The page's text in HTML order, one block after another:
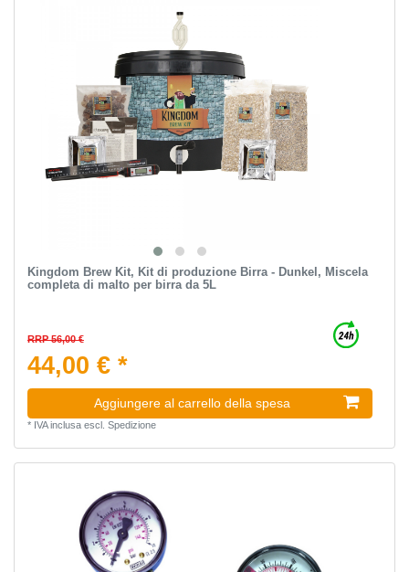
Kingdom Brew Kit, Kit di produzione Birra - Dunkel, Miscela
completa di malto per birra da 5L
RRP 56,00 €
44,00 € *
Aggiungere al carrello della spesa
* IVA inclusaescl. Spedizione